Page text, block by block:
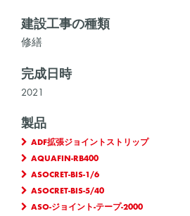
建設工事の種類
修繕
完成日時
2021
製品
ADF拡張ジョイントストリップ
AQUAFIN-RB400
ASOCRET-BIS-1/6
ASOCRET-BIS-5/40
ASO-ジョイント-テープ-2000